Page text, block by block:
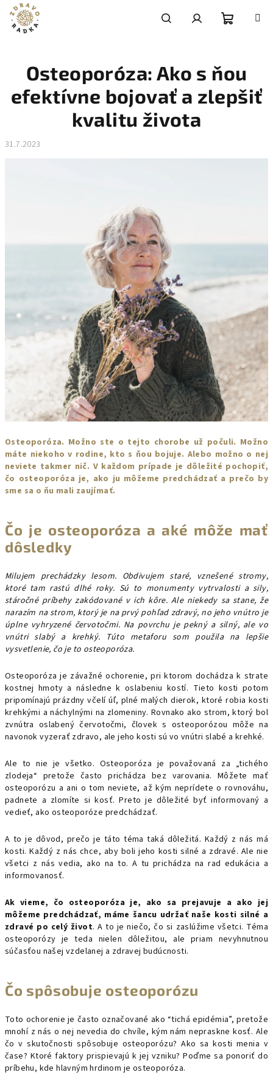
Prejsť
obsah
košík
Osteoporóza: Ako s ňou
efektívne bojovať a zlepšiť
kvalitu života
31.7.2023
Osteoporóza. Možno ste o tejto chorobe už počuli. Možno
máte niekoho v rodine, kto s ňou bojuje. Alebo možno o nej
neviete takmer nič. V každom prípade je dôležité pochopiť,
čo osteoporóza je, ako ju môžeme predchádzať a prečo by
sme sa o ňu mali zaujímať.
Čo je osteoporóza a aké môže mať
dôsledky
Milujem prechádzky lesom. Obdivujem staré, vznešené stromy,
ktoré tam rastú dlhé roky. Sú to monumenty vytrvalosti a sily,
stáročné príbehy zakódované v ich kôre. Ale niekedy sa stane, že
narazím na strom, ktorý je na prvý pohľad zdravý, no jeho vnútro je
úplne vyhryzené červotočmi. Na povrchu je pekný a silný, ale vo
vnútri slabý a krehký. Túto metaforu som použila na lepšie
vysvetlenie, čo je to osteoporóza.
Osteoporóza je závažné ochorenie, pri ktorom dochádza k strate
kostnej hmoty a následne k oslabeniu kostí. Tieto kosti potom
pripomínajú prázdny včelí úľ, plné malých dierok, ktoré robia kosti
krehkými a náchylnými na zlomeniny. Rovnako ako strom, ktorý bol
zvnútra oslabený červotočmi, človek s osteoporózou môže na
navonok vyzerať zdravo, ale jeho kosti sú vo vnútri slabé a krehké.
Ale to nie je všetko. Osteoporóza je považovaná za „tichého
zlodeja“ pretože často prichádza bez varovania. Môžete mať
osteoporózu a ani o tom neviete, až kým neprídete o rovnováhu,
padnete a zlomíte si kosť. Preto je dôležité byť informovaný a
vedieť, ako osteoporóze predchádzať.
A to je dôvod, prečo je táto téma taká dôležitá. Každý z nás má
kosti. Každý z nás chce, aby boli jeho kosti silné a zdravé. Ale nie
všetci z nás vedia, ako na to. A tu prichádza na rad edukácia a
informovanosť.
Ak vieme, čo osteoporóza je, ako sa prejavuje a ako jej
môžeme predchádzať, máme šancu udržať naše kosti silné a
zdravé po celý život. A to je niečo, čo si zaslúžime všetci. Téma
osteoporózy je teda nielen dôležitou, ale priam nevyhnutnou
súčasťou našej vzdelanej a zdravej budúcnosti.
Čo spôsobuje osteoporózu
Toto ochorenie je často označované ako “tichá epidémia”, pretože
mnohí z nás o nej nevedia do chvíle, kým nám nepraskne kosť. Ale
čo v skutočnosti spôsobuje osteoporózu? Ako sa kosti menia v
čase? Ktoré faktory prispievajú k jej vzniku? Poďme sa ponoriť do
príbehu, kde hlavným hrdinom je osteoporóza.